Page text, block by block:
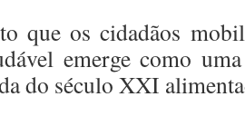
que os cidadãos
emerge como
do século XXI